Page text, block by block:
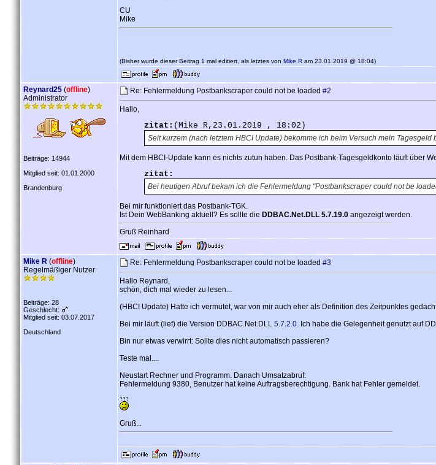
CU
Mike
(Bisher wurde dieser Beitrag 1 mal editiert, als letztes von Mike R am 23.01.2019 @ 18:04)
Reynard25 (offline)
Administrator
Beiträge: 14944
Mitglied seit: 01.01.2000
Brandenburg
Re: Fehlermeldung Postbankscraper could not be loaded #2
Hallo,
zitat: (Mike R,23.01.2019 , 18:02)
Seit kurzem (nach letztem HBCI Update) bekomme ich beim Versuch mein
Mit dem HBCI-Update kann es nichts zutun haben. Das Postbank-Tagesgeldkonto läuft über
zitat:
Bei heutigen Abruf bekam ich die Fehlermeldung "Postbankscraper could not be
Bei mir funktioniert das Postbank-TGK.
Ist Dein WebBanking aktuell? Es sollte die DDBAC.Net.DLL 5.7.19.0 angezeigt werden.
Gruß Reinhard
Mike R (offline)
Regelmäßiger Nutzer
Beiträge: 28
Geschlecht:
Mitglied seit: 03.07.2017
Deutschland
Re: Fehlermeldung Postbankscraper could not be loaded #3
Hallo Reynard,
schön, dich mal wieder zu lesen...
(HBCI Update) Hatte ich vermutet, war von mir auch eher als Definition des Zeitpunktes
Bei mir läuft (lief) die Version DDBAC.Net.DLL 5.7.2.0. Ich habe die Gelegenheit genutzt auf
Bin nur etwas verwirrt: Sollte dies nicht automatisch passieren?
Teste mal....
Neustart Rechner und Programm. Danach Umsatzabruf:
Fehlermeldung 9380, Benutzer hat keine Auftragsberechtigung. Bank hat Fehler gemeldet.
Gruß...